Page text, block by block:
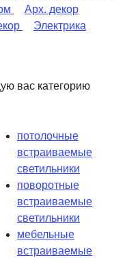
Арх. декор
Электрика
вас категорию
потолочные
встраиваемые
светильники
поворотные
встраиваемые
светильники
мебельные
встраиваемые